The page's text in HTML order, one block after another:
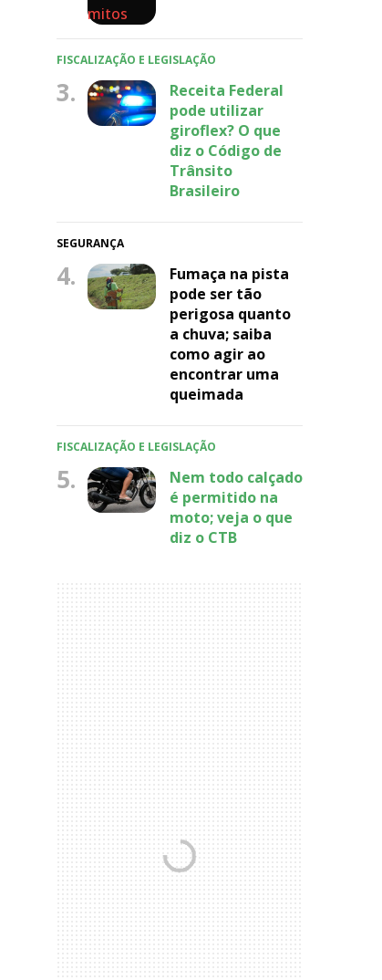
FISCALIZAÇÃO E LEGISLAÇÃO
3.
Receita Federal
pode utilizar
giroflex? O que
diz o Código de
Trânsito
Brasileiro
SEGURANÇA
4.
Fumaça na pista
pode ser tão
perigosa quanto
a chuva; saiba
como agir ao
encontrar uma
queimada
FISCALIZAÇÃO E LEGISLAÇÃO
5.
Nem todo calçado
é permitido na
moto; veja o que
diz o CTB